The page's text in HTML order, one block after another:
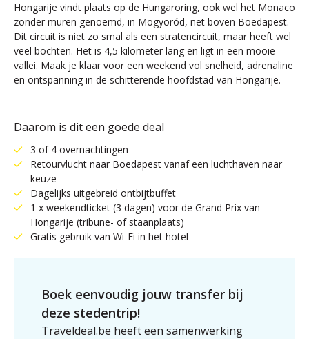
Hongarije vindt plaats op de Hungaroring, ook wel het Monaco
zonder muren genoemd, in Mogyoród, net boven Boedapest.
Dit circuit is niet zo smal als een stratencircuit, maar heeft wel
veel bochten. Het is 4,5 kilometer lang en ligt in een mooie
vallei. Maak je klaar voor een weekend vol snelheid, adrenaline
en ontspanning in de schitterende hoofdstad van Hongarije.
Daarom is dit een goede deal
3 of 4 overnachtingen
Retourvlucht naar Boedapest vanaf een luchthaven naar
keuze
Dagelijks uitgebreid ontbijtbuffet
1 x weekendticket (3 dagen) voor de Grand Prix van
Hongarije (tribune- of staanplaats)
Gratis gebruik van Wi-Fi in het hotel
Boek eenvoudig jouw transfer bij
deze stedentrip!
Traveldeal.be heeft een samenwerking